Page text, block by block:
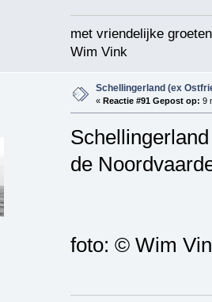
met vriendelijke
Wim Vink
Schellingerland (ex
« Reactie #91 Gepost op: 9
de
foto: © Wim